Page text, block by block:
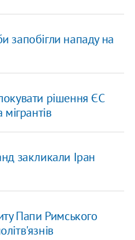
запобігли нападу на
рішення ЄС
закликали Іран
Папи Римського